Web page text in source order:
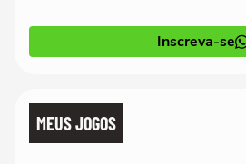
Inscreva-se
MEUS JOGOS